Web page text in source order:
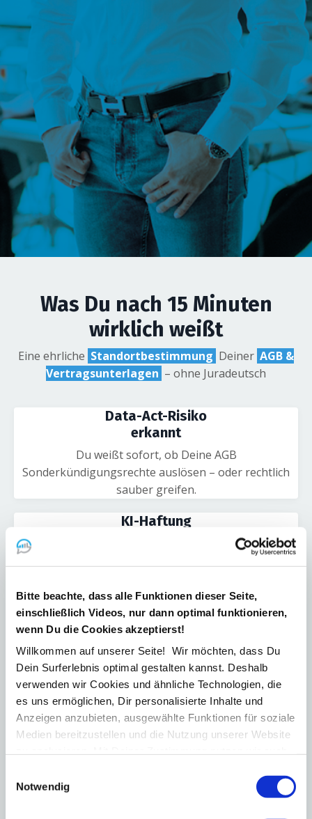
Bitte beachte, dass alle Funktionen dieser Seite,
einschließlich Videos, nur dann optimal funktionieren,
wenn Du die Cookies akzeptierst!
Willkommen auf unserer Seite! Wir möchten, dass Du
Dein Surferlebnis optimal gestalten kannst. Deshalb
verwenden wir Cookies und ähnliche Technologien, die
es uns ermöglichen, Dir personalisierte Inhalte und
Anzeigen anzubieten, ausgewählte Funktionen für soziale
Medien bereitzustellen und die Nutzung unserer Website
personalisierte Anzeigen und Inhalte. Du kannst Deine
Einwilligung jederzeit widerrufen oder ablehnen. Weitere
Notwendig
Haftungsfallen
, bevor Kunden, Anwälte oder
So schützt Du Dein IT-Unternehmen vor
Sonderkündigungen, Streitfällen und teuren
Fehlern.
Schnell umsetzbar – ohne
Kanzleimonate
In 15 Minutenerhältst Du eine klare
Einschätzung Deiner Verträge.
Du weißt danach,was sofort
werden sollte– und was bereits sauber
aufgestellt ist.
Was Du nach 15 Minuten
wirklich weißt
Eine ehrliche Standortbestimmung Deiner AGB &
Vertragsunterlagen – ohne Juradeutsch
Data-Act-Risiko
erkannt
Du weißt sofort, ob Deine AGB
Sonderkündigungsrechte auslösen – oder rechtlich
sauber greifen.
KI-Haftung
Du erkennst, ob Du für KI-Fehler, Halluzinationen
Managed KI Services sauber abgebildet
Du siehst, ob Deine Verträge neue KI-Services wirklich
abdecken oder gefährliche Lücken haben.
Vertrieb rechtssicher
aufgestellt
Du weißt, was Dein Team verkaufen darf – und wo
rechtliche Risiken entstehen.
Du erkennst genau, welche Vertragsstellen Du jetzt